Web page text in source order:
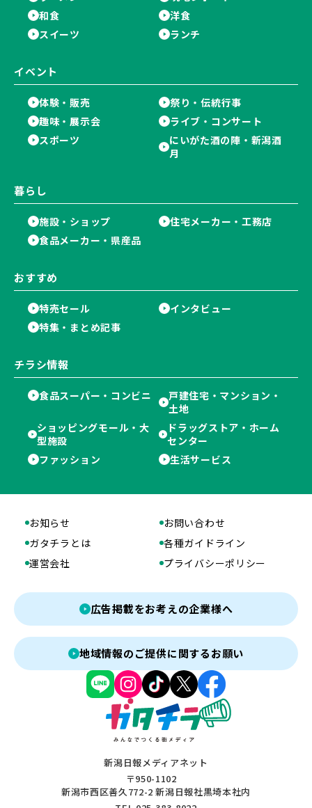
和食
洋食
スイーツ
ランチ
イベント
体験・販売
祭り・伝統行事
趣味・展示会
ライブ・コンサート
スポーツ
にいがた酒の陣・新潟酒
月
暮らし
施設・ショップ
住宅メーカー・工務店
食品メーカー・県産品
おすすめ
特売セール
インタビュー
特集・まとめ記事
チラシ情報
食品スーパー・コンビニ
戸建住宅・マンション・
土地
ショッピングモール・大
型施設
ドラッグストア・ホーム
センター
ファッション
生活サービス
新潟日報メディアネット
〒950-1102
新潟市西区善久772-2 新潟日報社黒埼本社内
お知らせ
お問い合わせ
ガタチラとは
各種ガイドライン
運営会社
プライバシーポリシー
広告掲載をお考えの企業様へ
地域情報のご提供に関するお願い